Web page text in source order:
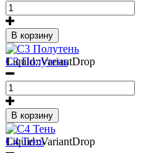
В корзину
1
Liquid::VariantDrop
С3 Полутень
В корзину
1
Liquid::VariantDrop
С4 Тень